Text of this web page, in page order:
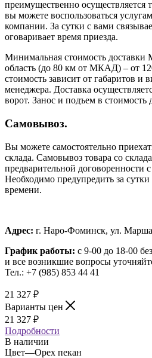
преимущественно осуществляется
вы можете воспользоваться
компании. За сутки с вами
оговаривает время приезда.
Минимальная стоимость доставки
область (до 80 км от МКАД) – от
стоимость зависит от габаритов и
менеджера. Доставка
ворот. Занос и подъем в стоимость
Самовывоз.
Вы можете самостоятельно
склада. Самовывоз товара со
предварительной договоренности
Необходимо предупредить за
времени.
Адрес: г. Наро-Фоминск, ул.
График работы: с 9-00 до 18-00
и все возникшие вопросы
Тел.: +7 (985) 853 44 41
21 327 ₽
Варианты цен
21 327 ₽
Подробности
В наличии
Цвет—Орех пекан